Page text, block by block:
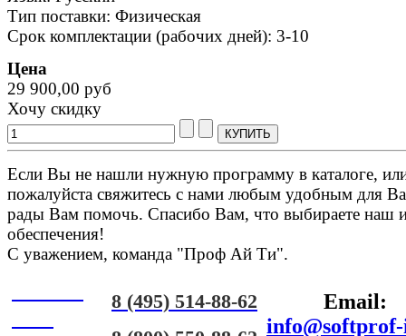
Тип поставки: Физическая
Срок комплектации (рабочих дней): 3-10
Цена
29 900,00 руб
Хочу скидку
Если Вы не нашли нужную программу в каталоге,
пожалуйста свяжитесь с нами любым удобным для
рады Вам помочь. Спасибо Вам, что выбираете наш
обеспечения!
С уважением, команда "Проф Ай Ти".
8 (495) 514-88-62
Email: